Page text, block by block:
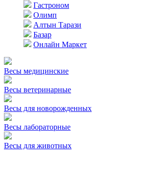
Гастроном
Олимп
Алтын Тарази
Базар
Онлайн Маркет
Весы медицинские
Весы ветеринарные
Весы для новорожденных
Весы лабораторные
Весы для животных